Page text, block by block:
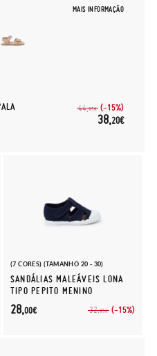
MAIS INFORMAÇÃO
44,95€ (-15%)
38,20€
(7 CORES) (TAMANHO 20 - 30)
SANDÁLIAS MALEÁVEIS LONA
TIPO PEPITO MENINO
32,95€ (-15%)
28,00€